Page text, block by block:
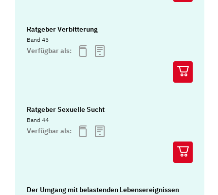
Ratgeber Verbitterung
Band 45
Verfügbar als:
Ratgeber Sexuelle Sucht
Band 44
Verfügbar als:
Der Umgang mit belastenden Lebensereignissen